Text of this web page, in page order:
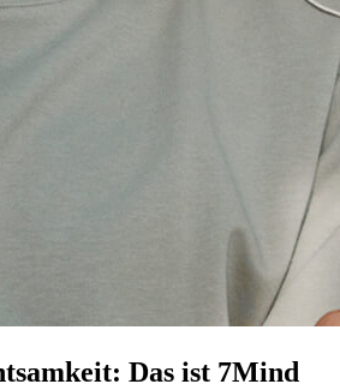
Das ist 7Mind